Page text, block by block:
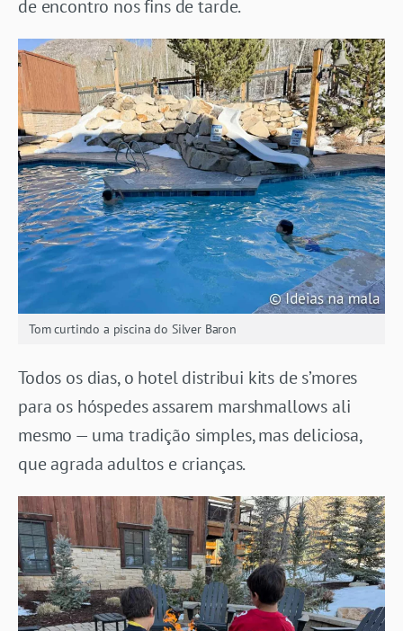
de encontro nos fins de tarde.
Tom curtindo a piscina do Silver Baron
Todos os dias, o hotel distribui kits de s’mores
para os hóspedes assarem marshmallows ali
mesmo — uma tradição simples, mas deliciosa,
que agrada adultos e crianças.